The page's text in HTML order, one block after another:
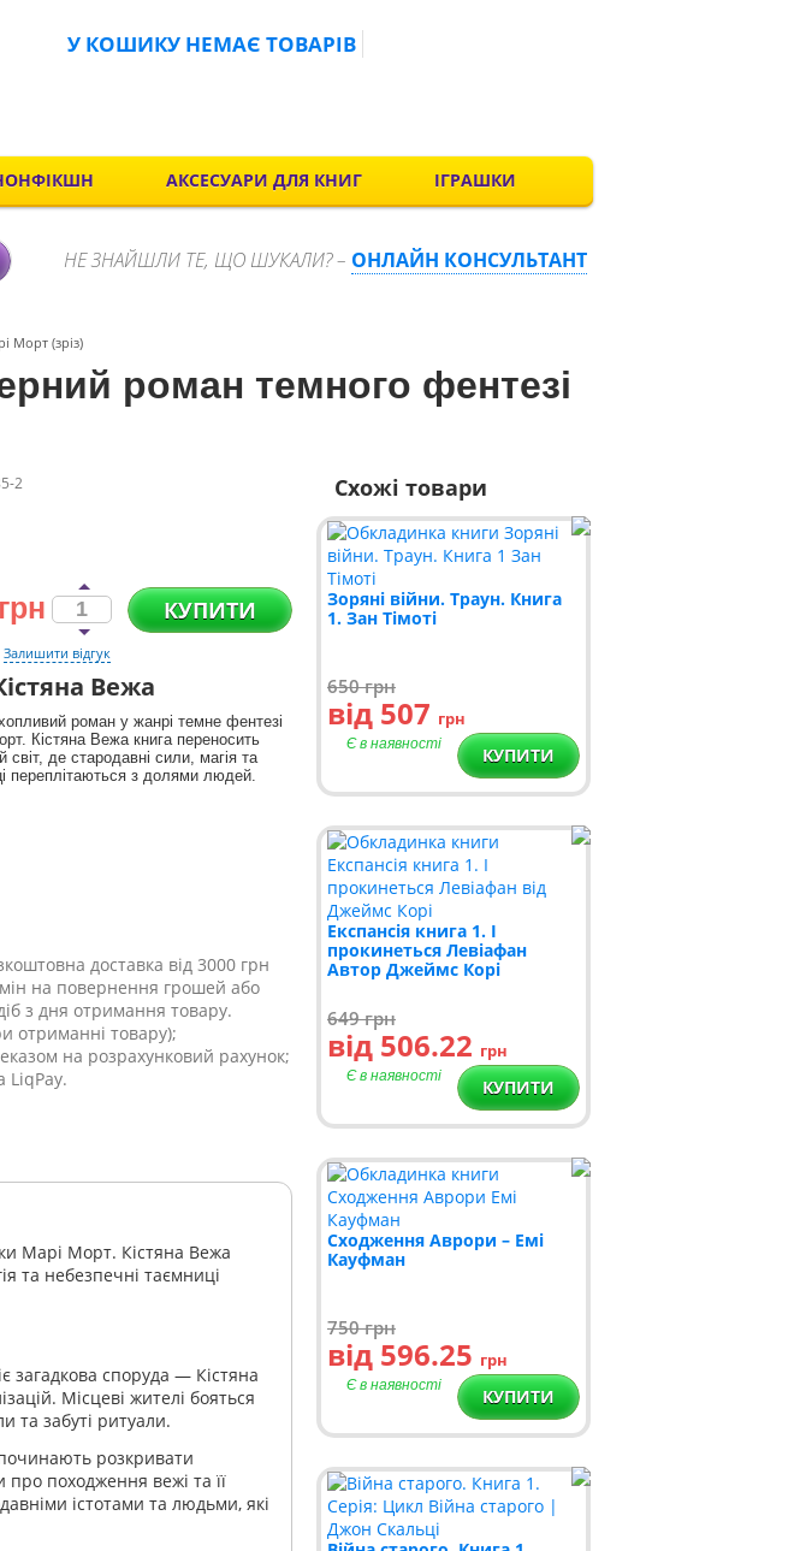
У КОШИКУ НЕМАЄ ТОВАРІВ
АКСЕСУАРИ ДЛЯ КНИГ ІГРАШКИ
НЕ ЗНАЙШЛИ ТЕ, ЩО ШУКАЛИ? – ОНЛАЙН КОНСУЛЬТАНТ
Морт (зріз)
роман темного фентезі
Схожі товари
Зоряні війни. Траун. Книга
1. Зан Тімоті
650грн
від 507 грн
Є в наявності КУПИТИ
Експансія книга 1. І
прокинеться Левіафан
Автор Джеймс Корі
649грн
від 506.22 грн
Є в наявності КУПИТИ
Сходження Аврори – Емі
Кауфман
750грн
від 596.25 грн
Є в наявності КУПИТИ
2
грн КУПИТИ
Залишити відгук
Вежа
роман у жанрі темне фентезі
Кістяна Вежа книга переносить
світ, де стародавні сили, магія та
переплітаються з долями людей.
доставка від 3000 грн
на повернення грошей або
з дня отримання товару.
отриманні товару);
на розрахунковий рахунок;
LiqPay.
Марі Морт. Кістяна Вежа
та небезпечні таємниці
загадкова споруда — Кістяна
Місцеві жителі бояться
та забуті ритуали.
розкривати
про походження вежі та її
істотами та людьми, які